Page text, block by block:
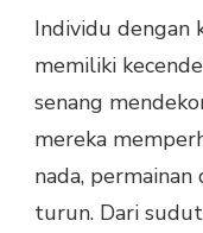
Individu dengan
memiliki
senang
mereka
nada, permainan
turun. Dari